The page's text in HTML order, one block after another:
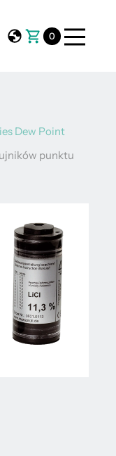
0
Dew Point
punktu